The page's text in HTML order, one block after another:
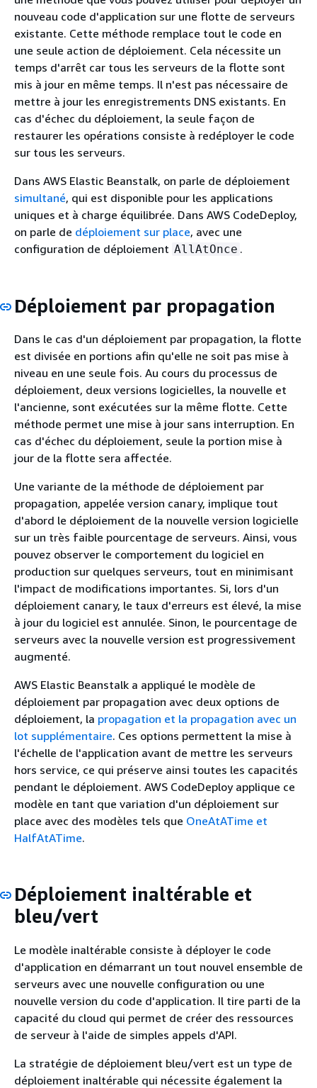
nouveau code d'application sur une flotte de serveurs
existante. Cette méthode remplace tout le code en
une seule action de déploiement. Cela nécessite un
temps d'arrêt car tous les serveurs de la flotte sont
mis à jour en même temps. Il n'est pas nécessaire de
mettre à jour les enregistrements DNS existants. En
cas d'échec du déploiement, la seule façon de
restaurer les opérations consiste à redéployer le code
sur tous les serveurs.
Dans AWS Elastic Beanstalk, on parle de déploiement
simultané, qui est disponible pour les applications
uniques et à charge équilibrée. Dans AWS CodeDeploy,
on parle de déploiement sur place, avec une
configuration de déploiement AllAtOnce .
Déploiement par propagation
Dans le cas d'un déploiement par propagation, la flotte
est divisée en portions afin qu'elle ne soit pas mise à
niveau en une seule fois. Au cours du processus de
déploiement, deux versions logicielles, la nouvelle et
l'ancienne, sont exécutées sur la même flotte. Cette
méthode permet une mise à jour sans interruption. En
cas d'échec du déploiement, seule la portion mise à
jour de la flotte sera affectée.
Une variante de la méthode de déploiement par
propagation, appelée version canary, implique tout
d'abord le déploiement de la nouvelle version logicielle
sur un très faible pourcentage de serveurs. Ainsi, vous
pouvez observer le comportement du logiciel en
production sur quelques serveurs, tout en minimisant
l'impact de modifications importantes. Si, lors d'un
déploiement canary, le taux d'erreurs est élevé, la mise
à jour du logiciel est annulée. Sinon, le pourcentage de
serveurs avec la nouvelle version est progressivement
augmenté.
AWS Elastic Beanstalk a appliqué le modèle de
déploiement par propagation avec deux options de
déploiement, la propagation et la propagation avec un
lot supplémentaire. Ces options permettent la mise à
l'échelle de l'application avant de mettre les serveurs
hors service, ce qui préserve ainsi toutes les capacités
pendant le déploiement. AWS CodeDeploy applique ce
modèle en tant que variation d'un déploiement sur
place avec des modèles tels que OneAtATime et
HalfAtATime.
Déploiement inaltérable et
bleu/vert
Le modèle inaltérable consiste à déployer le code
d'application en démarrant un tout nouvel ensemble de
serveurs avec une nouvelle configuration ou une
nouvelle version du code d'application. Il tire parti de la
capacité du cloud qui permet de créer des ressources
de serveur à l'aide de simples appels d'API.
La stratégie de déploiement bleu/vert est un type de
déploiement inaltérable qui nécessite également la